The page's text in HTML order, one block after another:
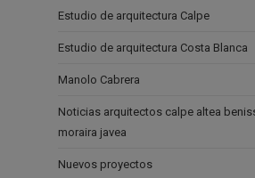
Estudio de arquitectura Calpe
Estudio de arquitectura Costa Blanca
Manolo Cabrera
Noticias arquitectos calpe altea
moraira javea
Nuevos proyectos